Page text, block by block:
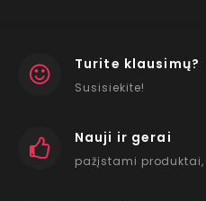
Turite klausimų?
Susisiekite!
Nauji ir gerai
pažįstami